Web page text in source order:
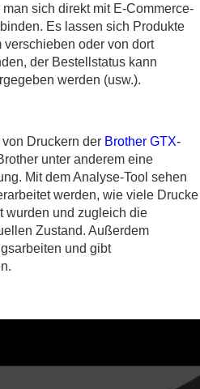
sich direkt mit E-Commerce-
Es lassen sich Produkte
verschieben oder von dort
der Bestellstatus kann
werden (usw.).
Druckern der Brother GTX-
unter anderem eine
Mit dem Analyse-Tool sehen
werden, wie viele Drucke
wurden und zugleich die
Zustand. Außerdem
und gibt